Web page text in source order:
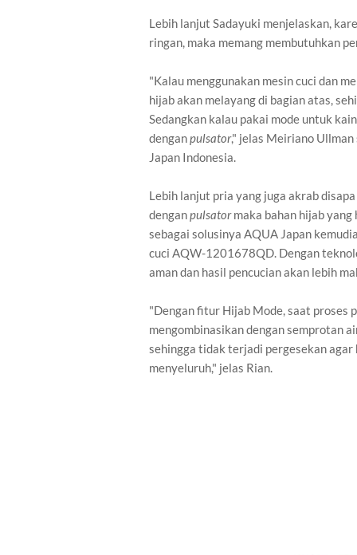
Lebih lanjut Sadayuki menjelaskan,
ringan, maka memang membutuhkan
"Kalau menggunakan mesin cuci dan
hijab akan melayang di bagian atas,
Sedangkan kalau pakai mode untuk
denganpulsator," jelas Meiriano
Japan Indonesia.
Lebih lanjut pria yang juga akrab
denganpulsatormaka bahan hijab yang
sebagai solusinya AQUA Japan
cuci AQW-1201678QD. Dengan
aman dan hasil pencucian akan lebih
"Dengan fitur Hijab Mode, saat proses
mengombinasikan dengan semprotan
sehingga tidak terjadi pergesekan agar
menyeluruh," jelas Rian.